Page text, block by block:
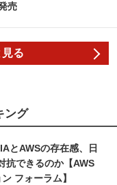
売
る
ング
とAWSの存在感、日
抗できるのか【AWS
フォーラム】